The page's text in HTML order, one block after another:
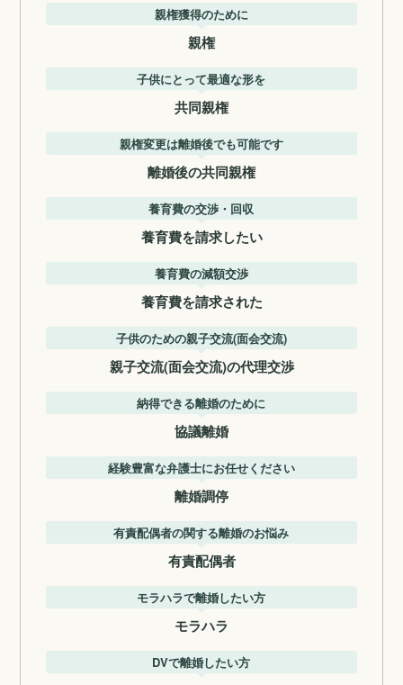
親権獲得のために
親権
子供にとって最適な形を
共同親権
親権変更は離婚後でも可能です
離婚後の共同親権
養育費の交渉・回収
養育費を請求したい
養育費の減額交渉
養育費を請求された
子供のための親子交流(面会交流)
親子交流(面会交流)の代理交渉
納得できる離婚のために
協議離婚
経験豊富な弁護士にお任せください
離婚調停
有責配偶者の関する離婚のお悩み
有責配偶者
モラハラで離婚したい方
モラハラ
DVで離婚したい方